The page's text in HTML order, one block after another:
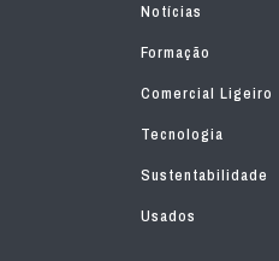
Notícias
Formação
Comercial Ligeiro
Tecnologia
Sustentabilidade
Usados